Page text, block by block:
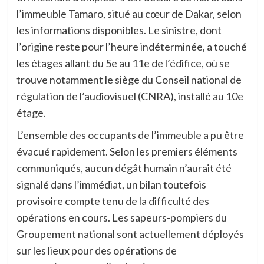
l’immeuble Tamaro, situé au cœur de Dakar, selon
les informations disponibles. Le sinistre, dont
l’origine reste pour l’heure indéterminée, a touché
les étages allant du 5e au 11e de l’édifice, où se
trouve notamment le siège du Conseil national de
régulation de l’audiovisuel (CNRA), installé au 10e
étage.
L’ensemble des occupants de l’immeuble a pu être
évacué rapidement. Selon les premiers éléments
communiqués, aucun dégât humain n’aurait été
signalé dans l’immédiat, un bilan toutefois
provisoire compte tenu de la difficulté des
opérations en cours. Les sapeurs-pompiers du
Groupement national sont actuellement déployés
sur les lieux pour des opérations de